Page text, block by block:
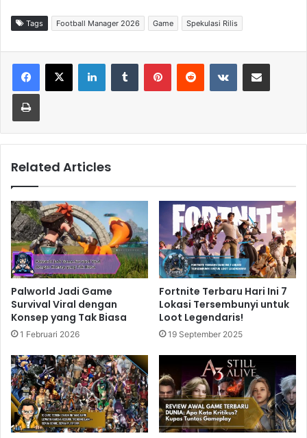
Tags Football Manager 2026 Game Spekulasi Rilis
Related Articles
Palworld Jadi Game
Survival Viral dengan
Konsep yang Tak Biasa
1 Februari 2026
Fortnite Terbaru Hari Ini 7
Lokasi Tersembunyi untuk
Loot Legendaris!
19 September 2025